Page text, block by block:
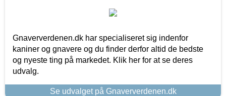
Gnaververdenen.dk har specialiseret sig indenfor
kaniner og gnavere og du finder derfor altid de bedste
og nyeste ting på markedet. Klik her for at se deres
udvalg.
Se udvalget på Gnaververdenen.dk